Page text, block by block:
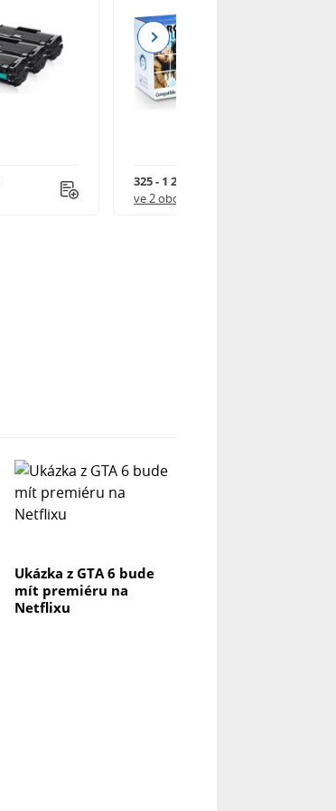
325 - 1 245 Kč
ve 2 obchodech
Next
Ukázka z GTA 6 bude
mít premiéru na
Netflixu